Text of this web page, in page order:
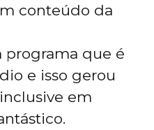
conteúdo da
programa que é
e isso gerou
em